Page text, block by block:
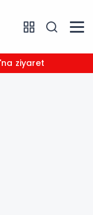
ziyaret